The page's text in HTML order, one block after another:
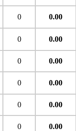
0 0.00
0 0.00
0 0.00
0 0.00
0 0.00
0 0.00